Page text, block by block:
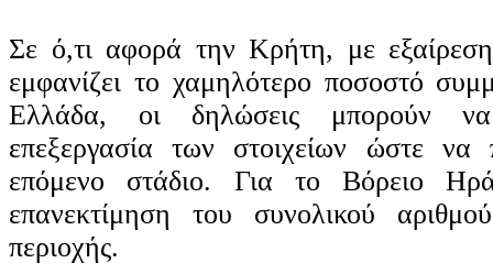
Σε ό,τι αφορά την Κρήτη, με
εμφανίζει το χαμηλότερο ποσοστό
Ελλάδα, οι δηλώσεις μπορούν
επεξεργασία των στοιχείων ώστε να
επόμενο στάδιο. Για το Βόρειο
επανεκτίμηση του συνολικού
περιοχής.